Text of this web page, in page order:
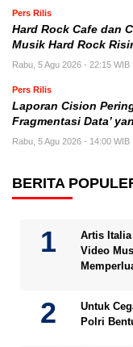
Pers Rilis
Hard Rock Cafe dan
Musik Hard Rock
Rabu, 5 Agu 2026 - 22:15 WIB
Pers Rilis
Laporan Cision
Fragmentasi Data’
Rabu, 5 Agu 2026 - 14:00 WIB
BERITA
Artis Italia
Video
Untuk
Polri